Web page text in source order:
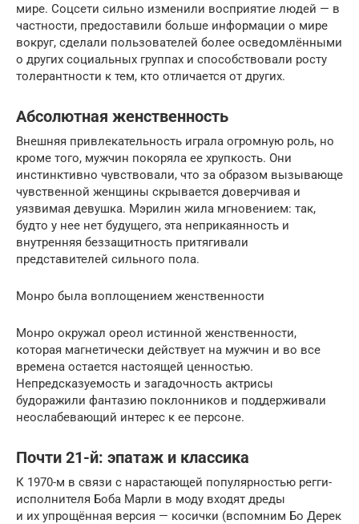
мире. Соцсети сильно изменили восприятие людей — в
частности, предоставили больше информации о мире
вокруг, сделали пользователей более осведомлёнными
о других социальных группах и способствовали росту
толерантности к тем, кто отличается от других.
Абсолютная женственность
Внешняя привлекательность играла огромную роль, но
кроме того, мужчин покоряла ее хрупкость. Они
инстинктивно чувствовали, что за образом вызывающе
чувственной женщины скрывается доверчивая и
уязвимая девушка. Мэрилин жила мгновением: так,
будто у нее нет будущего, эта неприкаянность и
внутренняя беззащитность притягивали
представителей сильного пола.
Монро была воплощением женственности
Монро окружал ореол истинной женственности,
которая магнетически действует на мужчин и во все
времена остается настоящей ценностью.
Непредсказуемость и загадочность актрисы
будоражили фантазию поклонников и поддерживали
неослабевающий интерес к ее персоне.
Почти 21-й: эпатаж и классика
К 1970-м в связи с нарастающей популярностью регги-
исполнителя Боба Марли в моду входят дреды
и их упрощённая версия — косички (вспомним Бо Дерек